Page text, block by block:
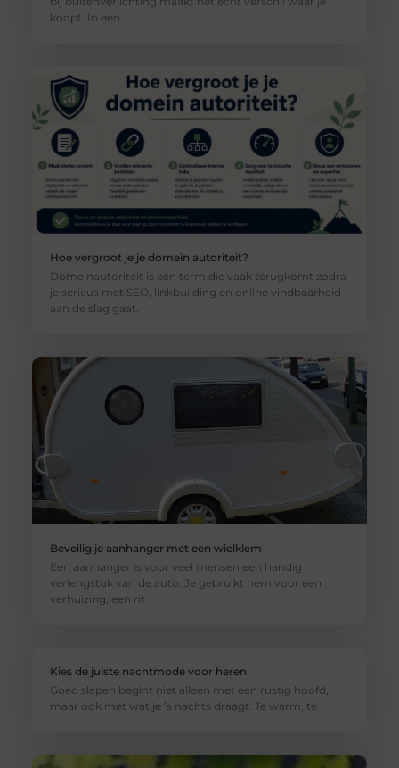
koopt. In een
Hoe vergroot je je domein autoriteit?
Domeinautoriteit is een term die vaak terugkomt zodra
je serieus met SEO, linkbuilding en online vindbaarheid
aan de slag gaat.
Beveilig je aanhanger met een wielklem
Een aanhanger is voor veel mensen een handig
verlengstuk van de auto. Je gebruikt hem voor een
verhuizing, een rit
Kies de juiste nachtmode voor heren
Goed slapen begint niet alleen met een rustig hoofd,
maar ook met wat je ’s nachts draagt. Te warm, te